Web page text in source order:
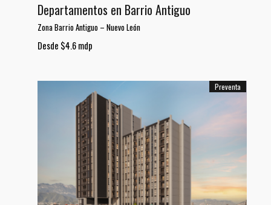
Departamentos en Barrio Antiguo
Zona Barrio Antiguo – Nuevo León
Desde $4.6 mdp
Preventa